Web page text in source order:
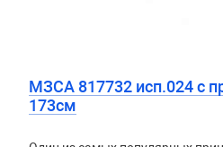
МЗСА 817732 исп.024 с
173см